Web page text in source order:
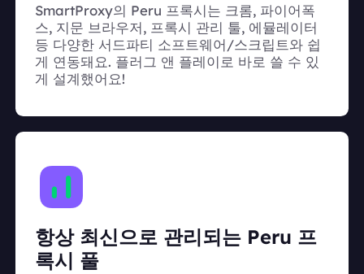
SmartProxy의 Peru 프록시는 크롬, 파이어폭
스, 지문 브라우저, 프록시 관리 툴, 에뮬레이터
등 다양한 서드파티 소프트웨어/스크립트와 쉽
게 연동돼요. 플러그 앤 플레이로 바로 쓸 수 있
게 설계했어요!
항상 최신으로 관리되는 Peru 프
록시 풀